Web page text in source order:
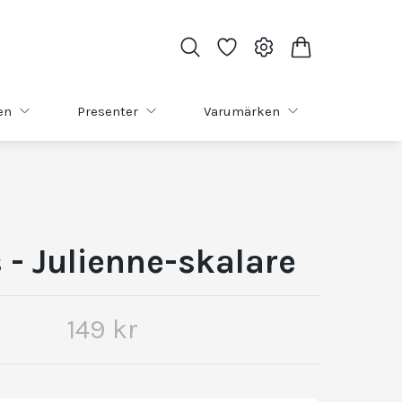
Presenter Varumärken
- Julienne-skalare
149 kr